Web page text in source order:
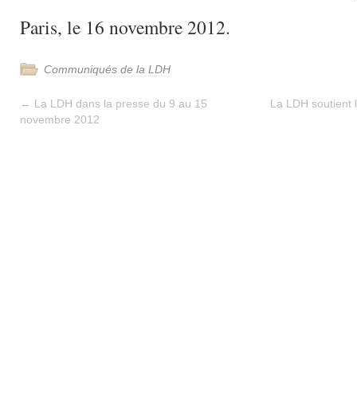
Paris, le 16 novembre 2012.
Communiqués de la LDH
← La LDH dans la presse du 9 au 15
novembre 2012
La LDH soutient